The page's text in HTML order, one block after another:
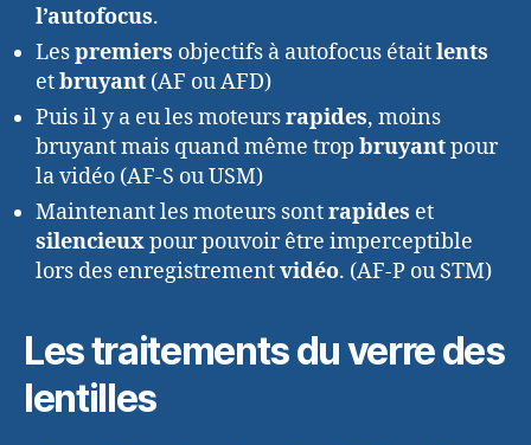
l’autofocus.
Lespremiers objectifs à autofocus étaitlents
etbruyant (AF ou AFD)
Puis il y a eu les moteursrapides, moins
bruyant mais quand même trop bruyantpour
la vidéo (AF-S ou USM)
Maintenant les moteurs sontrapides et
silencieuxpour pouvoir être imperceptible
lors des enregistrementvidéo. (AF-P ou STM)
Les traitements du verre des
lentilles